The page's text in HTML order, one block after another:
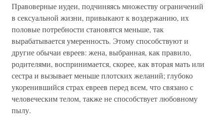
Правоверные иудеи, подчиняясь множеству ограничений
в сексуальной жизни, привыкают к воздержанию, их
половые потребности становятся меньше, так
вырабатывается умеренность. Этому способствуют и
другие обычаи евреев: жена, выбранная, как правило,
родителями, воспринимается, скорее, как вторая мать или
сестра и вызывает меньше плотских желаний; глубоко
укоренившийся страх евреев перед всем, что связано с
человеческим телом, также не способствует любовному
пылу.